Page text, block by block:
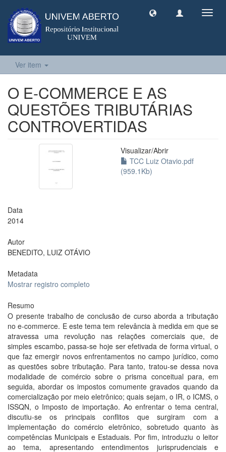
Ver item
O E-COMMERCE E AS
QUESTÕES TRIBUTÁRIAS
CONTROVERTIDAS
Visualizar/Abrir
TCC Luiz Otavio.pdf
(959.1Kb)
Data
2014
Autor
BENEDITO, LUIZ OTÁVIO
Metadata
Mostrar registro completo
Resumo
O presente trabalho de conclusão de curso aborda a tributação
no e-commerce. E este tema tem relevância à medida em que se
atravessa uma revolução nas relações comerciais que, de
simples escambo, passa-se hoje ser efetivada de forma virtual, o
que faz emergir novos enfrentamentos no campo jurídico, como
as questões sobre tributação. Para tanto, tratou-se dessa nova
modalidade de comércio sobre o prisma conceitual para, em
seguida, abordar os impostos comumente gravados quando da
comercialização por meio eletrônico; quais sejam, o IR, o ICMS, o
ISSQN, o Imposto de importação. Ao enfrentar o tema central,
discutiu-se os principais conflitos que surgiram com a
implementação do comércio eletrônico, sobretudo quanto às
competências Municipais e Estaduais. Por fim, introduziu o leitor
ao tema, apresentando entendimentos jurisprudenciais e